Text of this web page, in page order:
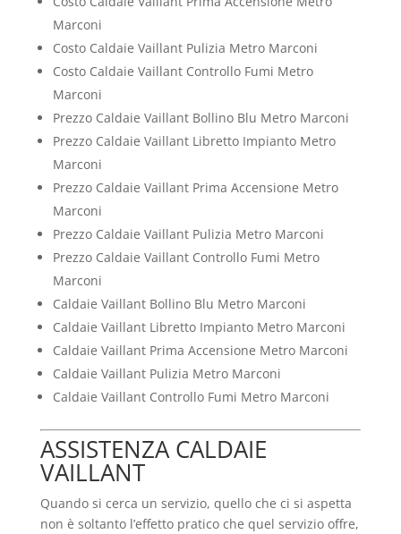
Marconi
Costo Caldaie Vaillant Pulizia Metro Marconi
Costo Caldaie Vaillant Controllo Fumi Metro
Marconi
Prezzo Caldaie Vaillant Bollino Blu Metro Marconi
Prezzo Caldaie Vaillant Libretto Impianto Metro
Marconi
Prezzo Caldaie Vaillant Prima Accensione Metro
Marconi
Prezzo Caldaie Vaillant Pulizia Metro Marconi
Prezzo Caldaie Vaillant Controllo Fumi Metro
Marconi
Caldaie Vaillant Bollino Blu Metro Marconi
Caldaie Vaillant Libretto Impianto Metro Marconi
Caldaie Vaillant Prima Accensione Metro Marconi
Caldaie Vaillant Pulizia Metro Marconi
Caldaie Vaillant Controllo Fumi Metro Marconi
ASSISTENZA CALDAIE
VAILLANT
Quando si cerca un servizio, quello che ci si aspetta
non è soltanto l’effetto pratico che quel servizio offre,